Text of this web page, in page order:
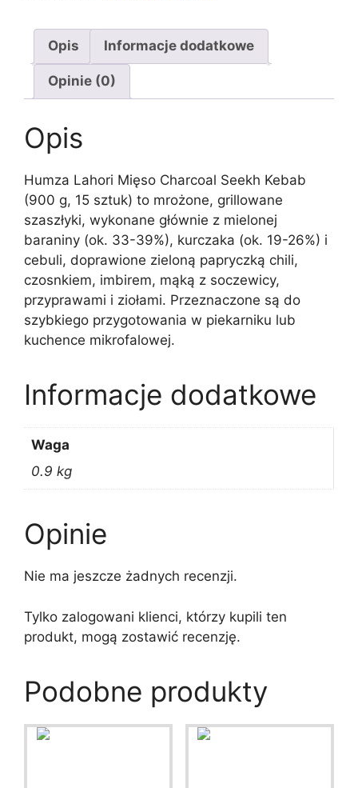
Opis Informacje dodatkowe
Opinie (0)
Opis
Humza Lahori Mięso Charcoal Seekh Kebab
(900 g, 15 sztuk) to mrożone, grillowane
szaszłyki, wykonane głównie z mielonej
baraniny (ok. 33-39%), kurczaka (ok. 19-26%) i
cebuli, doprawione zieloną papryczką chili,
czosnkiem, imbirem, mąką z soczewicy,
przyprawami i ziołami. Przeznaczone są do
szybkiego przygotowania w piekarniku lub
kuchence mikrofalowej.
Informacje dodatkowe
Waga
0.9 kg
Opinie
Nie ma jeszcze żadnych recenzji.
Tylko zalogowani klienci, którzy kupili ten
produkt, mogą zostawić recenzję.
Podobne produkty